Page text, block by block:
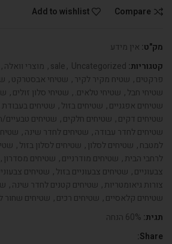
Compare
Add to wishlist
מק"ט: אין מידע
קטגוריות:
sale, Uncategorized
, מוצרי וואלה,
פרקטים, שטיח מקיר לקיר, שטיחי אבסטרקט,
שטיחי חבל, שטיחי טלאים., שטיחי סלון זולים,
שטיחים אפגניים, שטיחים בזול, שטיחים בעבודת
שטיחים דקים, שטיחים חלקים, שטיחים טבעיים/
שטיחים לחדר עבודה, שטיחים לחדר שינה,
למטבח, שטיחים לסלון, שטיחים לסלון בזול,
לרחבי הבית, שטיחים מודרניים, שטיחים מסדרון,
צבעוניים, שטיחים צבעוניים בזול, שטיחים
צורות גיאומטריות, שטיחים קטנים לחדר שינה,
שטיחים קלאסיים, שטיחים רכים, שטיחים שחור
תגית: 60% הנחה
Share: